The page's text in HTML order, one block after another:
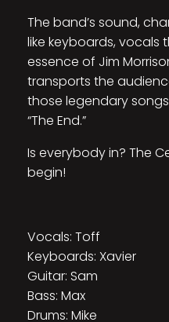
The band’s sound,
like keyboards, vocals
essence of Jim
transports the
those legendary songs
“The End.”
Is everybody in? The
begin!
Vocals: Toff
Keyboards: Xavier
Guitar: Sam
Bass: Max
Drums: Mike